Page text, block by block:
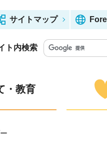
サイトマップ
ト内検索
・教育